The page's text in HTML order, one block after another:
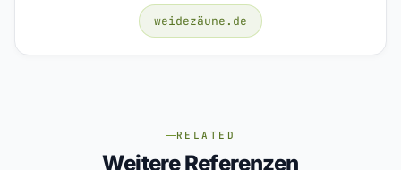
weidezäune.de
RELATED
Weitere Referenzen